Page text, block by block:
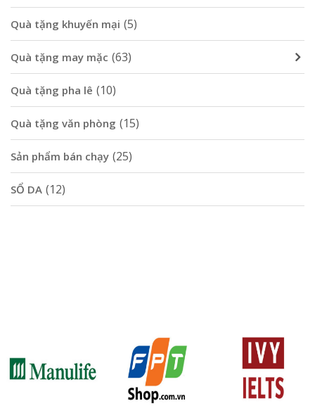
Quà tặng khuyến mại (5)
Quà tặng may mặc (63)
Quà tặng pha lê (10)
Quà tặng văn phòng (15)
Sản phẩm bán chạy (25)
SỔ DA (12)